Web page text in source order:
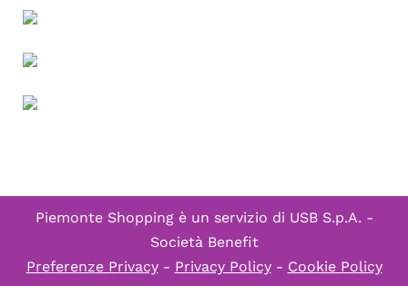
Piemonte Shopping è un servizio di USB S.p.A. -
Società Benefit
Preferenze Privacy- Privacy Policy- Cookie Policy